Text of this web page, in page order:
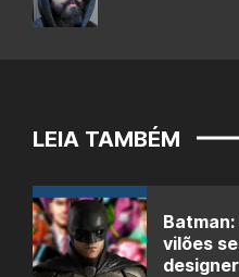
LEIA TAMBÉM
vilões